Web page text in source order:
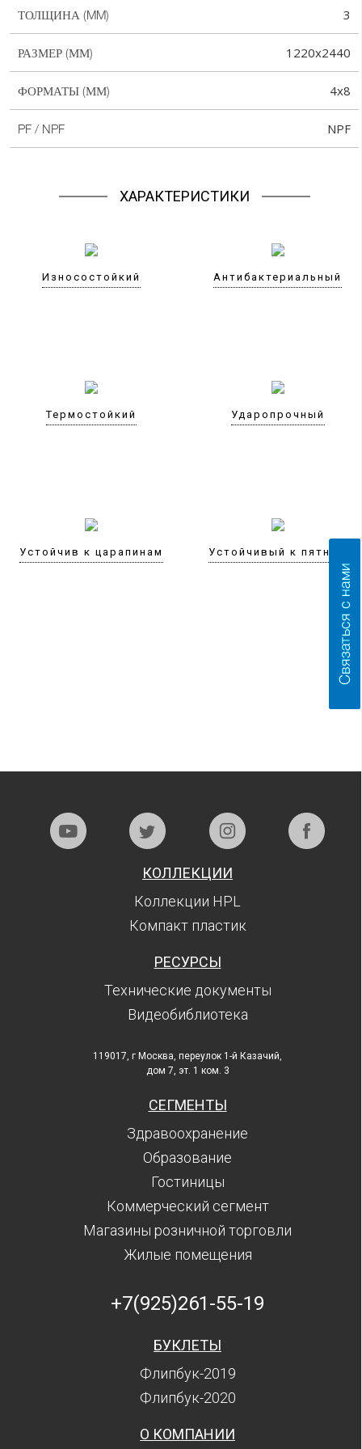
ТОЛЩИНА (MM) 3
РАЗМЕР (ММ) 1220x2440
ФОРМАТЫ (ММ) 4x8
PF / NPF NPF
ХАРАКТЕРИСТИКИ
Износостойкий Антибактериальный
Термостойкий Ударопрочный
Устойчив к царапинам Устойчивый к пятнам
КОЛЛЕКЦИИ
Коллекции HPL
Компакт пластик
РЕСУРСЫ
Технические документы
Видеобиблиотека
119017, г Москва, переулок 1-й Казачий,
дом 7, эт. 1 ком. 3
СЕГМЕНТЫ
Здравоохранение
Образование
Гостиницы
Коммерческий сегмент
Магазины розничной торговли
Жилые помещения
+7(925)261-55-19
БУКЛЕТЫ
Флипбук-2019
Флипбук-2020
О КОМПАНИИ